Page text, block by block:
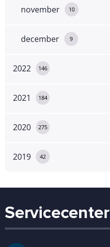
november 10
december 9
2022 146
2021 184
2020 275
2019 42
Servicecenter